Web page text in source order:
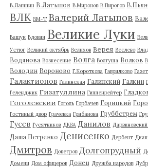
В.Лапшин В.Латыпов В.Миронов В.Пирогов
ВЛК ВМ-Т Валерий Латыпов
Ващук Вдовин Великие Луки
Устюг Великий октябрь Велихов Верея Веслево
Водянова Вознесение Волга Волгуша Волков
Володин Вороново Г.Короткова Гаврилково
Галактионов Галинская Галинский Галкин
Геленджик Гизатуллина Гиппенрейтер
Гоголевский Гоголь Горбачев Горицкий
Гостиный двор Грачевка Грибанова Груббстрем
Гусев Гусятников ДКБА Данилов
Даша Петренко Денисенко Дербент
Дмитров Доветров Долгопрудный
Домени Дом офицеров Донец Дружба народов